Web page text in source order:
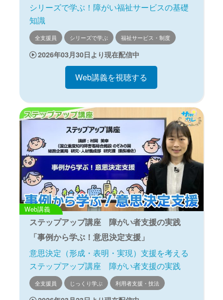
シリーズで学ぶ！障がい福祉サービスの基礎
知識
全支援員 シリーズで学ぶ 福祉サービス・制度
2026年03月30日より現在配信中
Web講義を視聴する
Web講義
ステップアップ講座 障がい者支援の実践
「事例から学ぶ！意思決定支援」
意思決定（形成・表明・実現）支援を考える
ステップアップ講座 障がい者支援の実践
全支援員 じっくり学ぶ 利用者支援・技法